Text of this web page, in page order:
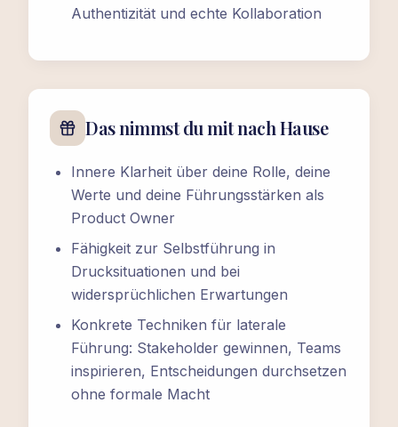
Authentizität und echte Kollaboration
Das nimmst du mit nach Hause
Innere Klarheit über deine Rolle, deine
Werte und deine Führungsstärken als
Product Owner
Fähigkeit zur Selbstführung in
Drucksituationen und bei
widersprüchlichen Erwartungen
Konkrete Techniken für laterale
Führung: Stakeholder gewinnen, Teams
inspirieren, Entscheidungen durchsetzen
ohne formale Macht